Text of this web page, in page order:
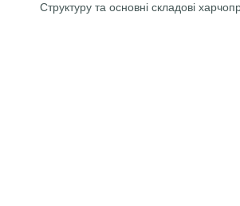
Структуру та основні складові